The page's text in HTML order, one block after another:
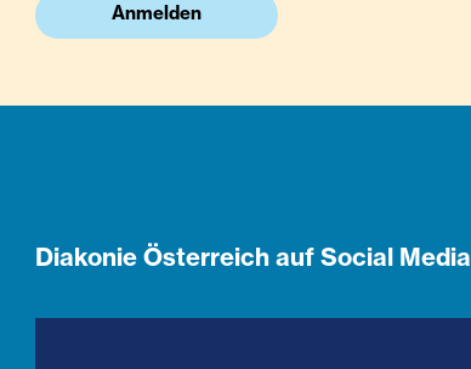
Anmelden
Diakonie Österreich auf Social Media